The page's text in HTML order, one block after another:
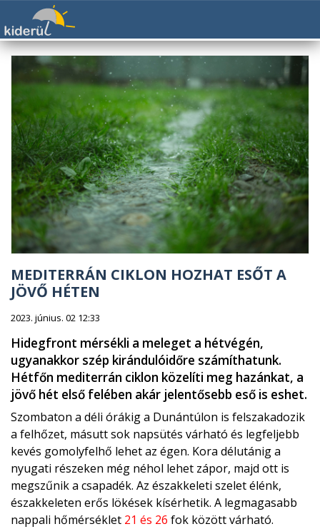
MEDITERRÁN CIKLON HOZHAT ESŐT A
JÖVŐ HÉTEN
2023. június. 02 12:33
Hidegfront mérsékli a meleget a hétvégén,
ugyanakkor szép kirándulóidőre számíthatunk.
Hétfőn mediterrán ciklon közelíti meg hazánkat, a
jövő hét első felében akár jelentősebb eső is eshet.
Szombaton a déli órákig a Dunántúlon is felszakadozik
a felhőzet, másutt sok napsütés várható és legfeljebb
kevés gomolyfelhő lehet az égen. Kora délutánig a
nyugati részeken még néhol lehet zápor, majd ott is
megszűnik a csapadék. Az északkeleti szelet élénk,
északkeleten erős lökések kísérhetik. A legmagasabb
nappali hőmérséklet 21 és 26 fok között várható.